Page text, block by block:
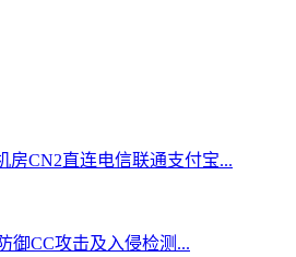
房CN2直连电信联通支付宝...
御CC攻击及入侵检测...